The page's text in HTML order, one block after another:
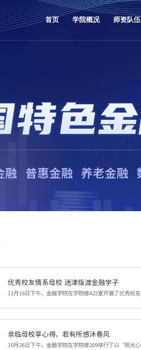
首页 学院概况 师资队伍
优秀校友情系母校 迷津指渡金融学子
亲临母校享心得，若有所感沐春风